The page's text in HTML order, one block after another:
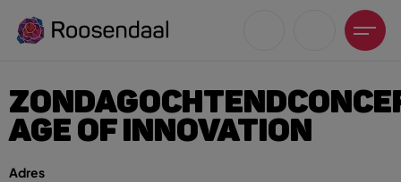
AGE OF INNOVATION
Adres